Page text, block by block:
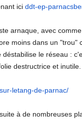
ici ddt-ep-
arnaque, avec
moins dans un
le réseau :
destructrice et inutile.
letang-de-parnac/
à de nombreuses